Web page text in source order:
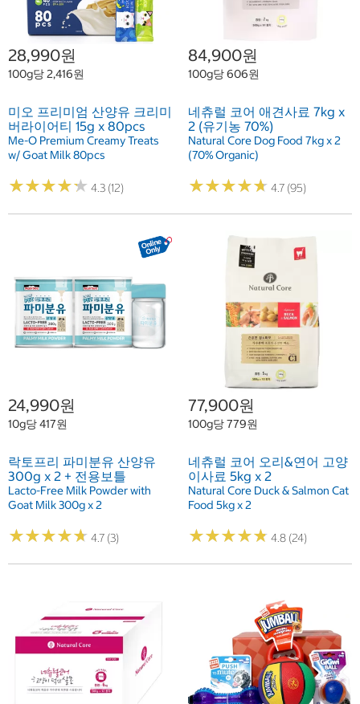
28,990원
100g당 2,416원
미오 프리미엄 산양유 크리미
버라이어티 15g x 80pcs
Me-O Premium Creamy Treats
w/ Goat Milk 80pcs
★★★★★
★★★★★ 4.3 (12)
84,900원
100g당 606원
네츄럴 코어 애견사료 7kg x
2 (유기농 70%)
Natural Core Dog Food 7kg x 2
(70% Organic)
★★★★★
★★★★★ 4.7 (95)
24,990원
10g당 417원
락토프리 파미분유 산양유
300g x 2 + 전용보틀
Lacto-Free Milk Powder with
Goat Milk 300g x 2
★★★★★
★★★★★ 4.7 (3)
77,900원
100g당 779원
네츄럴 코어 오리&연어 고양
이사료 5kg x 2
Natural Core Duck & Salmon Cat
Food 5kg x 2
★★★★★
★★★★★ 4.8 (24)